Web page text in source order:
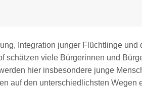
Integration junger Flüchtlinge
schätzen viele Bürgerinnen und
hier insbesondere junge
auf den unterschiedlichsten Wegen